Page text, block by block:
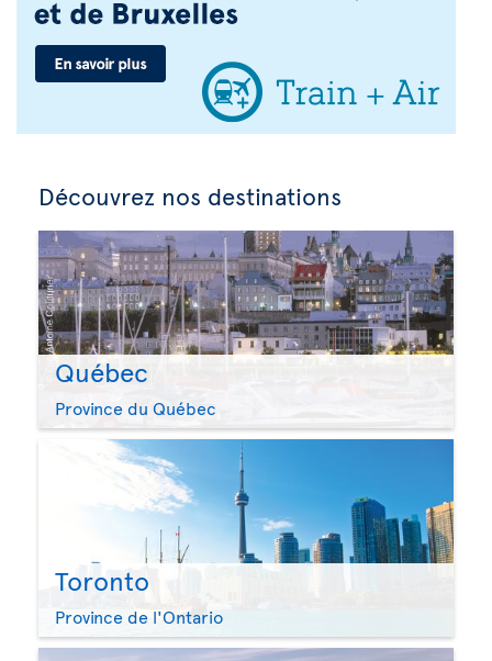
Découvrez nos destinations
Québec
Province du Québec
Toronto
Province de l'Ontario